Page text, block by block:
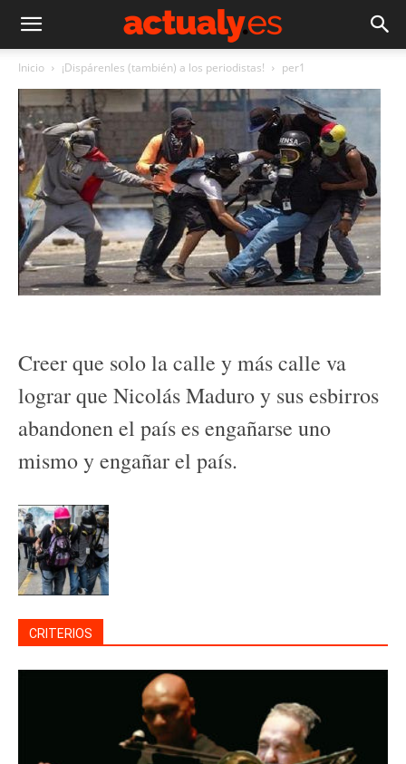
Inicio ¡Dispárenles (también) a los periodistas! per1
Creer que solo la calle y más calle va
lograr que Nicolás Maduro y sus esbirros
abandonen el país es engañarse uno
mismo y engañar el país.
CRITERIOS